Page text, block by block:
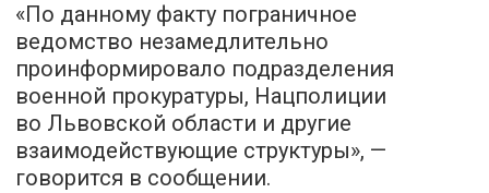
«По данному факту пограничное
ведомство незамедлительно
проинформировало подразделения
военной прокуратуры, Нацполиции
во Львовской области и другие
взаимодействующие структуры», —
говорится в сообщении.